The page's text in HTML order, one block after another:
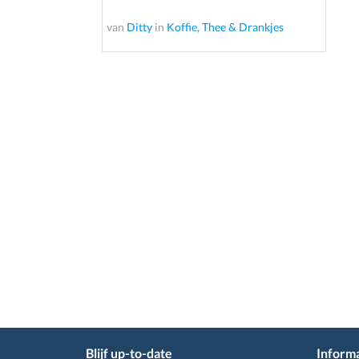
van Ditty in Koffie, Thee & Drankjes
Blijf up-to-date